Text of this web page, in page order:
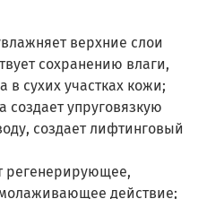
верхние слои
сохранению влаги,
в сухих участках кожи;
создает упруговязкую
создает лифтинговый
регенерирующее,
действие;